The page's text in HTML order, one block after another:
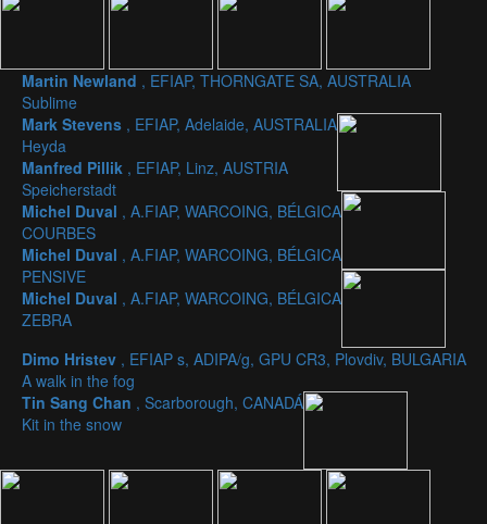
Martin Newland , EFIAP, THORNGATE SA, AUSTRALIA
Sublime
Mark Stevens , EFIAP, Adelaide, AUSTRALIA
Heyda
Manfred Pillik , EFIAP, Linz, AUSTRIA
Speicherstadt
Michel Duval , A.FIAP, WARCOING, BÉLGICA
COURBES
Michel Duval , A.FIAP, WARCOING, BÉLGICA
PENSIVE
Michel Duval , A.FIAP, WARCOING, BÉLGICA
ZEBRA
Dimo Hristev , EFIAP s, ADIPA/g, GPU CR3, Plovdiv, BULGARIA
A walk in the fog
Tin Sang Chan , Scarborough, CANADÁ
Kit in the snow